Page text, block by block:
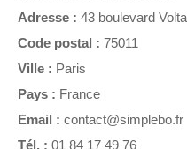
Adresse : 43 boulevard
Code postal : 75011
Ville : Paris
Pays : France
Email : contact@simplebo.fr
Tél. : 01 84 17 49 76